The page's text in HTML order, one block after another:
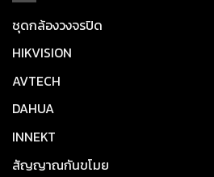
ชุดกล้องวงจรปิด
HIKVISION
AVTECH
DAHUA
INNEKT
สัญญาณกันขโมย